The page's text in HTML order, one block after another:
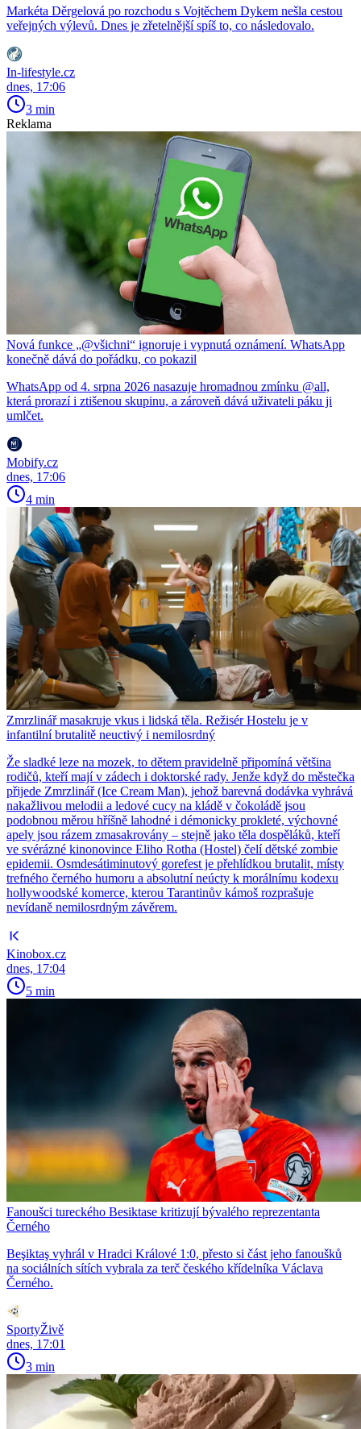
Markéta Děrgelová po rozchodu s Vojtěchem Dykem nešla cestou
veřejných výlevů. Dnes je zřetelnější spíš to, co následovalo.
In-lifestyle.cz
dnes, 17:06
3 min
Reklama
Nová funkce „@všichni“ ignoruje i vypnutá oznámení. WhatsApp
konečně dává do pořádku, co pokazil
WhatsApp od 4. srpna 2026 nasazuje hromadnou zmínku @all,
která prorazí i ztišenou skupinu, a zároveň dává uživateli páku ji
umlčet.
Mobify.cz
dnes, 17:06
4 min
Zmrzlinář masakruje vkus i lidská těla. Režisér Hostelu je v
infantilní brutalitě neuctivý i nemilosrdný
Že sladké leze na mozek, to dětem pravidelně připomíná většina
rodičů, kteří mají v zádech i doktorské rady. Jenže když do městečka
přijede Zmrzlinář (Ice Cream Man), jehož barevná dodávka vyhrává
nakažlivou melodii a ledové cucy na kládě v čokoládě jsou
podobnou měrou hříšně lahodné i démonicky prokleté, výchovné
apely jsou rázem zmasakrovány – stejně jako těla dospěláků, kteří
ve svérázné kinonovince Eliho Rotha (Hostel) čelí dětské zombie
epidemii. Osmdesátiminutový gorefest je přehlídkou brutalit, místy
trefného černého humoru a absolutní neúcty k morálnímu kodexu
hollywoodské komerce, kterou Tarantinův kámoš rozprašuje
nevídaně nemilosrdným závěrem.
Kinobox.cz
dnes, 17:04
5 min
Fanoušci tureckého Besiktase kritizují bývalého reprezentanta
Černého
Beşiktaş vyhrál v Hradci Králové 1:0, přesto si část jeho fanoušků
na sociálních sítích vybrala za terč českého křídelníka Václava
Černého.
SportyŽivě
dnes, 17:01
3 min